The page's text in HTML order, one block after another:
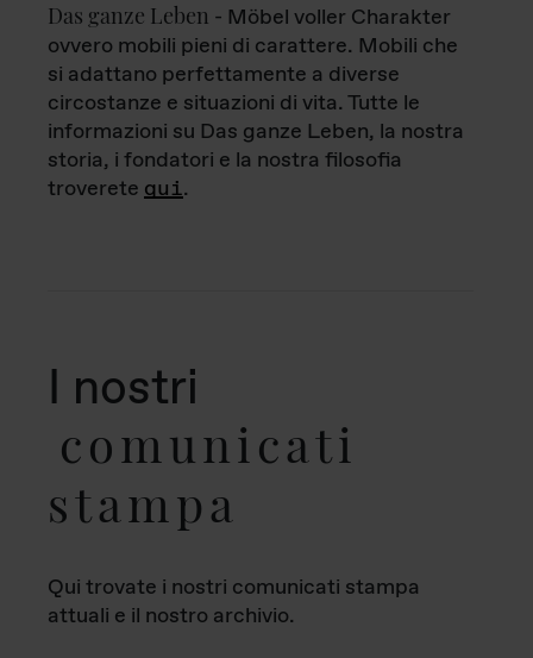
Das ganze Leben - Möbel voller Charakter
ovvero mobili pieni di carattere. Mobili che
si adattano perfettamente a diverse
circostanze e situazioni di vita. Tutte le
informazioni su Das ganze Leben, la nostra
storia, i fondatori e la nostra filosofia
troverete qui.
I nostri
comunicati
stampa
Qui trovate i nostri comunicati stampa
attuali e il nostro archivio.